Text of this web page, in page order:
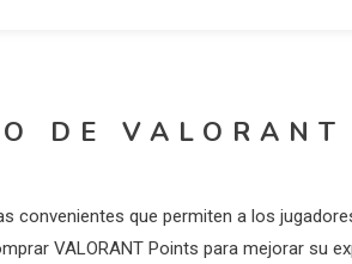
DE
convenientes que permiten a los
VALORANT Points para mejorar su